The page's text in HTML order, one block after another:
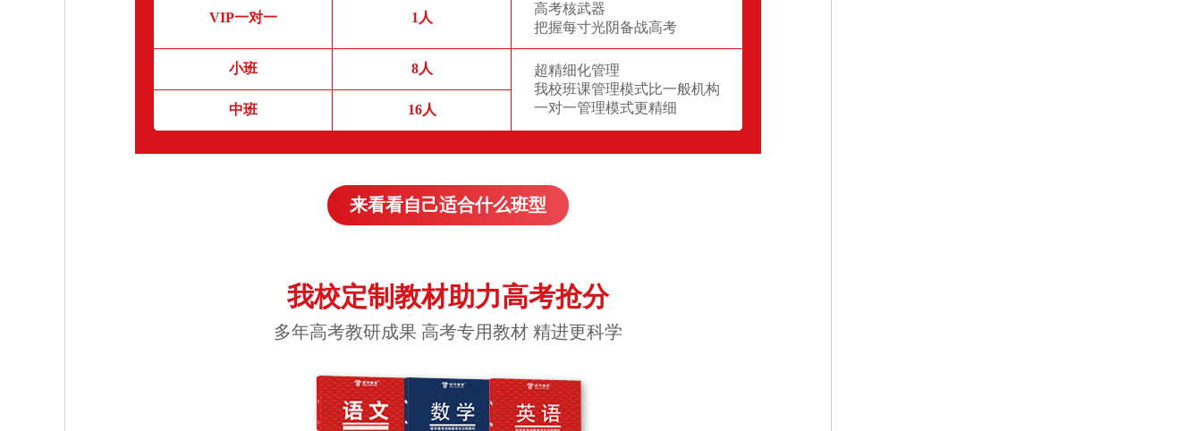
VIP一对一 1人
高考核武器
把握每寸光阴备战高考
小班 8人
超精细化管理
我校班课管理模式比一般机构
一对一管理模式更精细
中班 16人
来看看自己适合什么班型
我校定制教材助力高考抢分
多年高考教研成果 高考专用教材 精进更科学